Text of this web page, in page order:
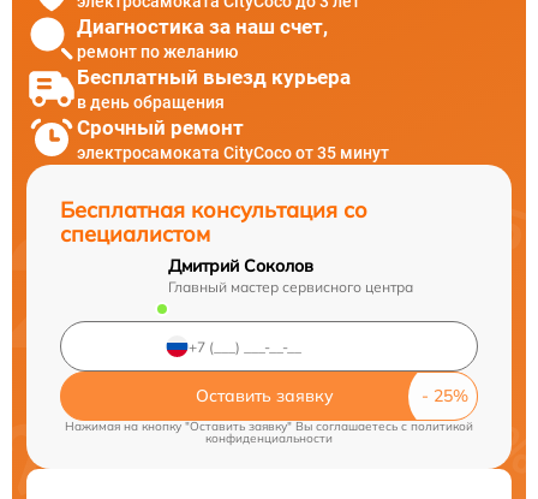
Диагностика за наш счет,
ремонт по желанию
Бесплатный выезд курьера
в день обращения
Срочный ремонт
электросамоката CityCoco от 35 минут
Бесплатная консультация со
специалистом
Дмитрий Соколов
Главный мастер сервисного центра
Оставить заявку
Нажимая на кнопку "Оставить заявку" Вы соглашаетесь cполитикой
конфиденциальности